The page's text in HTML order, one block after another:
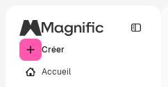
Créer
Accueil